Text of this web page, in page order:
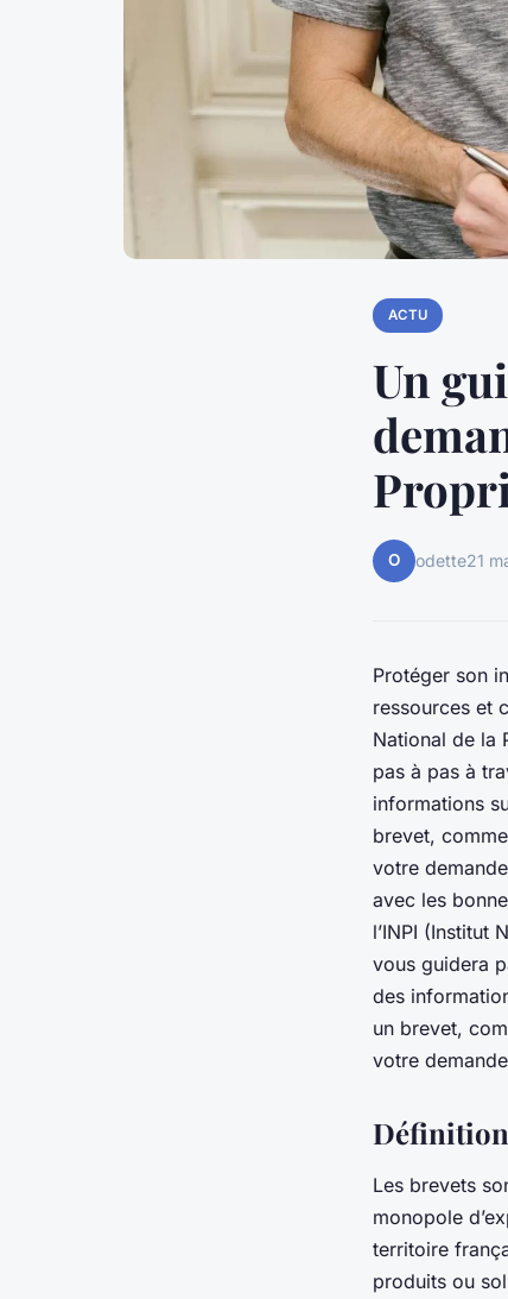
ACTU
Un
O odette21
Protéger son
ressources et
National de la
pas à pas à
informations
brevet,
votre
avec les
l’INPI (Institut
vous guidera
des
un brevet,
votre
Définition
Les brevets
monopole
territoire
produits ou